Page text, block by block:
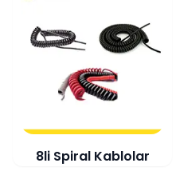
8li Spiral Kablolar